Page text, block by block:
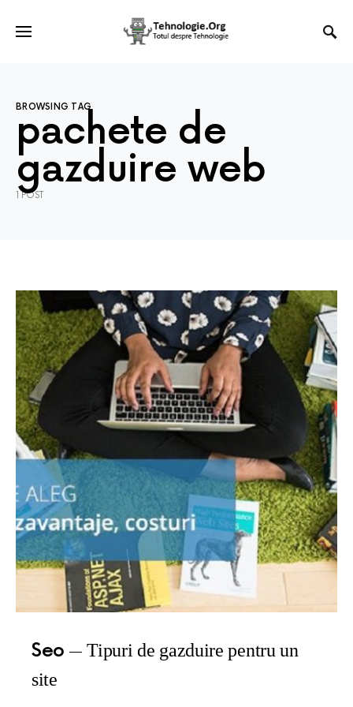
BROWSING TAG
pachete de
gazduire web
1 POST
Seo
Tipuri de gazduire pentru un
site